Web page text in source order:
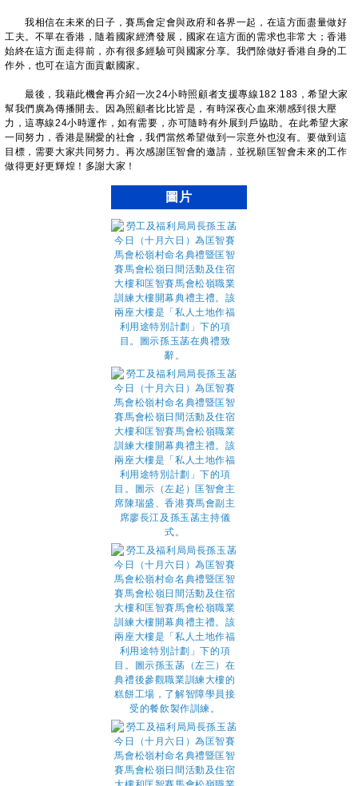
我相信在未來的日子，賽馬會定會與政府和各界一起，在這方面盡量做好
工夫。不單在香港，隨着國家經濟發展，國家在這方面的需求也非常大；香港
始終在這方面走得前，亦有很多經驗可與國家分享。我們除做好香港自身的工
作外，也可在這方面貢獻國家。
最後，我藉此機會再介紹一次24小時照顧者支援專線182 183，希望大家
幫我們廣為傳播開去。因為照顧者比比皆是，有時深夜心血來潮感到很大壓
力，這專線24小時運作，如有需要，亦可隨時有外展到戶協助。在此希望大家
一同努力，香港是關愛的社會，我們當然希望做到一宗意外也沒有。要做到這
目標，需要大家共同努力。再次感謝匡智會的邀請，並祝願匡智會未來的工作
做得更好更輝煌！多謝大家！
圖片